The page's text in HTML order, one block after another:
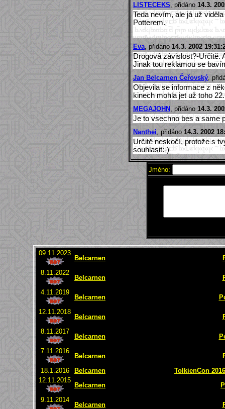
LISTECEKS , přidáno 14.3.
Teda nevím, ale já už
Potterem.
Eva, přidáno 14.3. 2002
Drogová závislost?-Určitě.
Jinak tou reklamou se
Jan Belcarnen Čeřovský ,
Objevila se informace z
kinech mohla jet už toho
MEGAJOHN , přidáno 14.3.
Je to vsechno bes a same
Nanthei , přidáno 14.3. 2002
Určitě neskočí, protože s
souhlasit:-)
Jméno:
09.11.2023
Belcarnen
8.11.2022
Belcarnen
4.11.2019
Belcarnen
12.11.2018
Belcarnen
8.11.2017
Belcarnen
7.11.2016
Belcarnen
18.1.2016
Belcarnen
TolkienCon
12.11.2015
Belcarnen
9.11.2014
Belcarnen